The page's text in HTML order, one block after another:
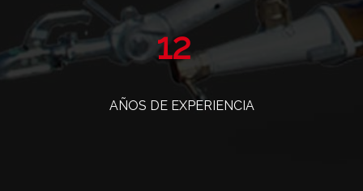
14
AÑOS DE EXPERIENCIA